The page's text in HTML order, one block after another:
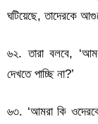
ঘটিয়েছে, তাদেরকে
৬২. তারা বলবে,
দেখতে পাচ্ছি না?’
৬৩. ‘আমরা কি